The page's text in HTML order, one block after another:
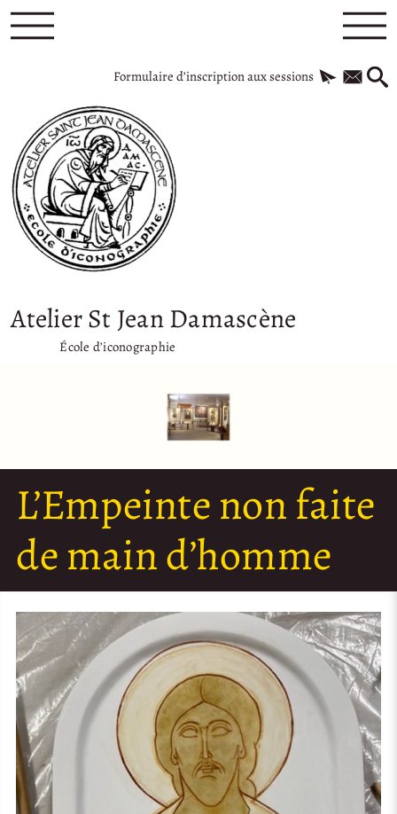
Formulaire d’inscription aux sessions
Atelier St Jean Damascène
École d’iconographie
L’Empeinte non faite
de main d’homme